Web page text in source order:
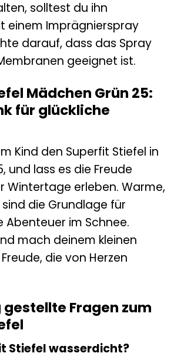
solltest du ihn
einem Imprägnierspray
darauf, dass das Spray
geeignet ist.
Mädchen Grün 25:
für glückliche
Kind den Superfit Stiefel in
und lass es die Freude
Wintertage erleben. Warme,
die Grundlage für
Abenteuer im Schnee.
mach deinem kleinen
die von Herzen
gestellte Fragen zum
Stiefel wasserdicht?